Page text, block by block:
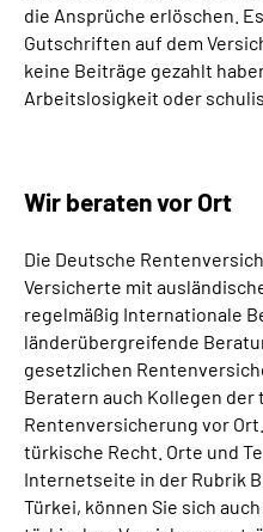
die Ansprüche erlöschen.
Gutschriften auf dem
keine Beiträge gezahlt
Arbeitslosigkeit oder
Wir beraten vor Ort
Die Deutsche
Versicherte mit
regelmäßig Internationale
länderübergreifende
gesetzlichen
Beratern auch Kollegen der
Rentenversicherung vor
türkische Recht. Orte und
Internetseite in der Rubrik
Türkei, können Sie sich